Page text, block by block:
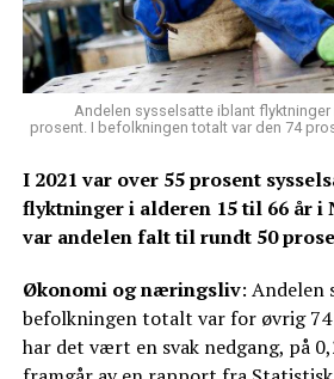
Andelen sysselsatte iblant flyktninger
prosent. I befolkningen totalt var den 74
I 2021 var over 55 prosent
flyktninger i alderen 15 til 66 år i
var andelen falt til rundt 50
Økonomi og næringsliv: Andelen
befolkningen totalt var for øvrig
har det vært en svak nedgang, på